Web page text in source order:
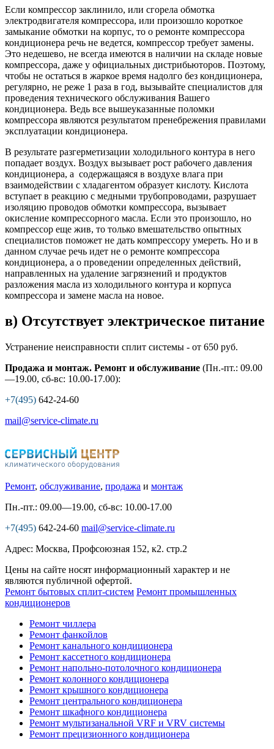
Если компрессор заклинило, или сгорела обмотка
электродвигателя компрессора, или произошло короткое
замыкание обмотки на корпус, то о ремонте компрессора
кондиционера речь не ведется, компрессор требует замены.
Это недешево, не всегда имеются в наличии на складе новые
компрессора, даже у официальных дистрибьюторов. Поэтому,
чтобы не остаться в жаркое время надолго без кондиционера,
регулярно, не реже 1 раза в год, вызывайте специалистов для
проведения технического обслуживания Вашего
кондиционера. Ведь все вышеуказанные поломки
компрессора являются результатом пренебрежения правилами
эксплуатации кондиционера.
В результате разгерметизации холодильного контура в него
попадает воздух. Воздух вызывает рост рабочего давления
кондиционера, а содержащаяся в воздухе влага при
взаимодействии с хладагентом образует кислоту. Кислота
вступает в реакцию с медными трубопроводами, разрушает
изоляцию проводов обмотки компрессора, вызывает
окисление компрессорного масла. Если это произошло, но
компрессор еще жив, то только вмешательство опытных
специалистов поможет не дать компрессору умереть. Но и в
данном случае речь идет не о ремонте компрессора
кондиционера, а о проведении определенных действий,
направленных на удаление загрязнений и продуктов
разложения масла из холодильного контура и корпуса
компрессора и замене масла на новое.
в) Отсутствует электрическое питание
Устранение неисправности сплит системы - от 650 руб.
Продажа и монтаж. Ремонт и обслуживание (Пн.-пт.: 09.00
—19.00, сб-вс: 10.00-17.00):
+7(495) 642-24-60
mail@service-climate.ru
Ремонт, обслуживание, продажа и монтаж
Пн.-пт.: 09.00—19.00, сб-вс: 10.00-17.00
+7(495) 642-24-60 mail@service-climate.ru
Адрес: Москва, Профсоюзная 152, к2. стр.2
Цены на сайте носят информационный характер и не
являются публичной офертой.
Ремонт бытовых сплит-систем Ремонт промышленных
кондиционеров
Ремонт чиллера
Ремонт фанкойлов
Ремонт канального кондиционера
Ремонт кассетного кондиционера
Ремонт напольно-потолочного кондиционера
Ремонт колонного кондиционера
Ремонт крышного кондиционера
Ремонт центрального кондиционера
Ремонт шкафного кондиционера
Ремонт мультизанальной VRF и VRV системы
Ремонт прецизионного кондиционера